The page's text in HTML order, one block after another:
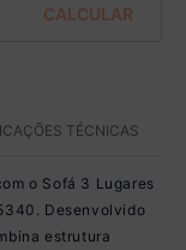
TÉCNICAS
o Sofá 3 Lugares
Desenvolvido
estrutura